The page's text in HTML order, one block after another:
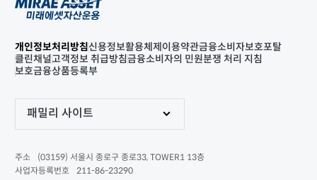
개인정보처리방침신용정보활용체제 이용약관금융소비자보호포탈
클린채널고객정보 취급방침금융소비자의 민원분쟁 처리 지침
보호금융상품등록부
패밀리 사이트
주소
(03159) 서울시 종로구 종로33, TOWER1 13층
사업자등록번호
211-86-23290